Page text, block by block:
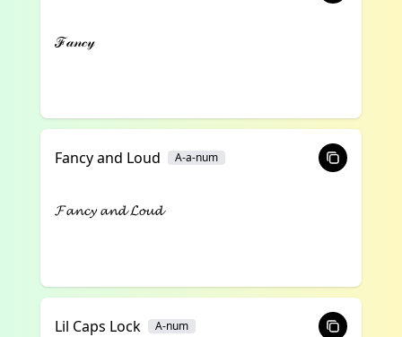
ℱ𝒶𝓃𝒸𝓎
Fancy and Loud A-a-num
𝓕𝓪𝓷𝓬𝔂 𝓪𝓷𝓭 𝓛𝓸𝓾𝓭
Lil Caps Lock A-num